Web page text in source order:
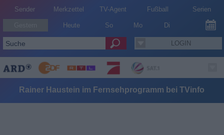
Sender
Merkzettel TV-Agent Fußball Serien
Heute So Mo Di
LOGIN
Rainer Haustein im Fernsehprogramm bei TVinfo